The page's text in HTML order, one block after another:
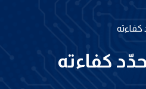
كفاءته
كفاءته